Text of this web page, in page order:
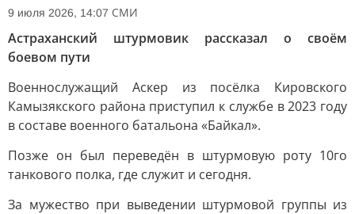
9 июля 2026, 14:07 СМИ
Астраханский штурмовик рассказал о своём
боевом пути
Военнослужащий Аскер из посёлка Кировского
Камызякского района приступил к службе в 2023 году
в составе военного батальона «Байкал».
Позже он был переведён в штурмовую роту 10го
танкового полка, где служит и сегодня.
За мужество при выведении штурмовой группы из